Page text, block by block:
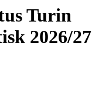
Turin
2026/27